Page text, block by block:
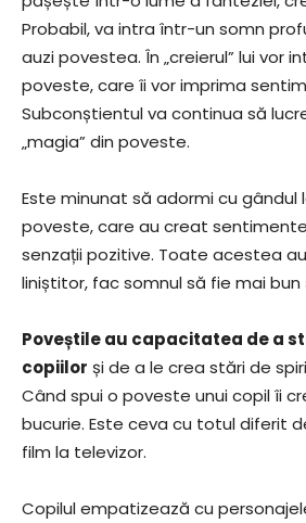
Probabil, va intra într-un somn
auzi povestea. În „creierul” lui vor
poveste, care îi vor imprima
Subconștientul va continua să
„magia” din poveste.
Este minunat să adormi cu gândul
poveste, care au creat
senzații pozitive. Toate acestea
liniștitor, fac somnul să fie mai
Poveștile au capacitatea de a
copiilor și de a le crea stări de
Când spui o poveste unui copil îi
bucurie. Este ceva cu totul diferit
film la televizor.
Copilul empatizează cu